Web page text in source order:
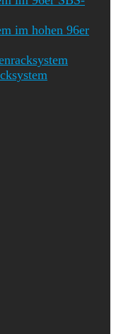
im hohen 96er